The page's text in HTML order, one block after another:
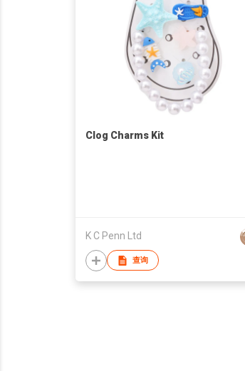
Clog Charms Kit
K C Penn Ltd
查询